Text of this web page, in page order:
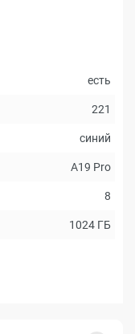
есть
221
синий
A19 Pro
8
1024 ГБ